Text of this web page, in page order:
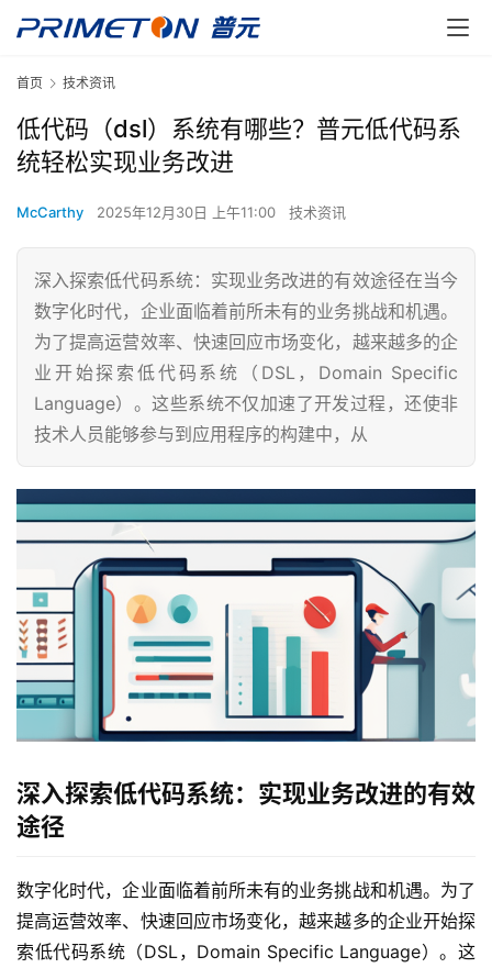
首页 技术资讯
低代码（dsl）系统有哪些？普元低代码系
统轻松实现业务改进
McCarthy 2025年12月30日 上午11:00 技术资讯
深入探索低代码系统：实现业务改进的有效途径在当今
数字化时代，企业面临着前所未有的业务挑战和机遇。
为了提高运营效率、快速回应市场变化，越来越多的企
业开始探索低代码系统（DSL，Domain Specific
Language）。这些系统不仅加速了开发过程，还使非
技术人员能够参与到应用程序的构建中，从
深入探索低代码系统：实现业务改进的有效
途径
数字化时代，企业面临着前所未有的业务挑战和机遇。为了
提高运营效率、快速回应市场变化，越来越多的企业开始探
索低代码系统（DSL，Domain Specific Language）。这